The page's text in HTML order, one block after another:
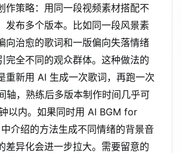
作策略：用同一段视频素材搭配不
发布多个版本。比如同一段风景素
向治愈的歌词和一版偏向失落情绪
完全不同的观众群体。这种做法的
重新用 AI 生成一次歌词，再跑一次
轴，熟练后多版本制作时间几乎可
以内。如果同时用 AI BGM for
介绍的方法生成不同情绪的背景音
差异化会进一步拉大。需要留意的